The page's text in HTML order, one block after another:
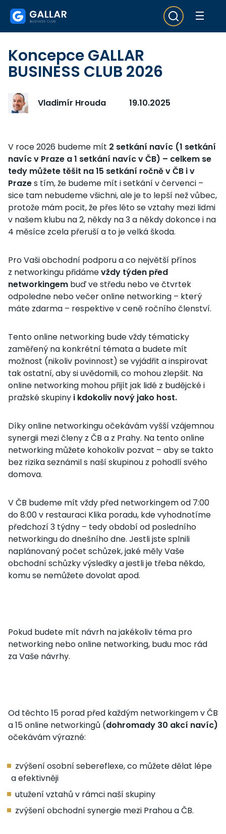
Koncepce GALLAR
BUSINESS CLUB 2026
Vladimír Hrouda 19.10.2025
V roce 2026 budeme mít 2 setkání navíc (1 setkání
navíc v Praze a 1 setkání navíc v ČB) – celkem se
tedy můžete těšit na 15 setkání ročně v ČB i v
Prazes tím, že budeme mít i setkání v červenci –
sice tam nebudeme všichni, ale je to lepší než vůbec,
protože mám pocit, že přes léto se vztahy mezi lidmi
v našem klubu na 2, někdy na 3 a někdy dokonce i na
4 měsíce zcela přeruší a to je velká škoda.
Pro Vaši obchodní podporu a co největší přínos
z networkingu přidámevždy týden před
networkingem buď ve středu nebo ve čtvrtek
odpoledne nebo večer online networking – který
máte zdarma – respektive v ceně ročního členství.
Tento online networking bude vždy tématicky
zaměřený na konkrétní témata a budete mít
možnost (nikoliv povinnost) se vyjádřit a inspirovat
tak ostatní, aby si uvědomili, co mohou zlepšit. Na
online networking mohou přijít jak lidé z budějcké i
pražské skupiny i kdokoliv nový jako host.
Díky online networkingu očekávám vyšší vzájemnou
synergii mezi členy z ČB a z Prahy. Na tento online
networking můžete kohokoliv pozvat – aby se takto
bez rizika seznámil s naší skupinou z pohodlí svého
domova.
V ČB budeme mít vždy před networkingem od 7:00
do 8:00 v restauraci Klika poradu, kde vyhodnotíme
předchozí 3 týdny – tedy období od posledního
networkingu do dnešního dne. Jestli jste splnili
naplánovaný počet schůzek, jaké měly Vaše
obchodní schůzky výsledky a jestli je třeba někdo,
komu se nemůžete dovolat apod.
Pokud budete mít návrh na jakékoliv téma pro
networking nebo online networking, budu moc rád
za Vaše návrhy.
Od těchto 15 porad před každým networkingem v ČB
a 15 online networkingů (dohromady 30 akcí navíc)
očekávám výrazné:
zvýšení osobní sebereflexe, co můžete dělat lépe
a efektivněji
utužení vztahů v rámci naší skupiny
zvýšení obchodní synergie mezi Prahou a ČB.